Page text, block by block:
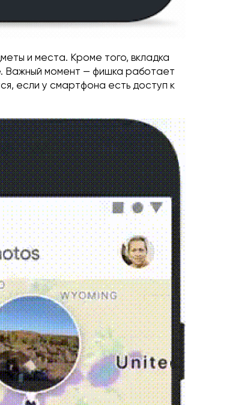
и места. Кроме того, вкладка
Важный момент — фишка работает
если у смартфона есть доступ к